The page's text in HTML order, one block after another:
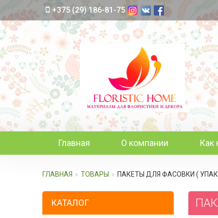
+375 (29) 186-81-75
Главная О компании Как
ГЛАВНАЯ ТОВАРЫ ПАКЕТЫ ДЛЯ ФАСОВКИ (
КАТАЛОГ